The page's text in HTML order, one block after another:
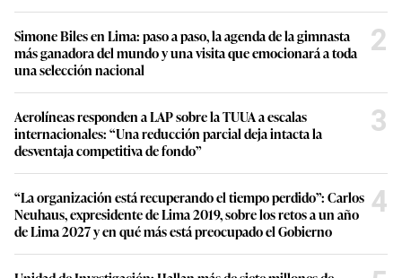
Simone Biles en Lima: paso a paso, la agenda de la gimnasta
más ganadora del mundo y una visita que emocionará a toda
una selección nacional
2
Aerolíneas responden a LAP sobre la TUUA a escalas
internacionales: “Una reducción parcial deja intacta la
desventaja competitiva de fondo”
3
“La organización está recuperando el tiempo perdido”: Carlos
Neuhaus, expresidente de Lima 2019, sobre los retos a un año
de Lima 2027 y en qué más está preocupado el Gobierno
4